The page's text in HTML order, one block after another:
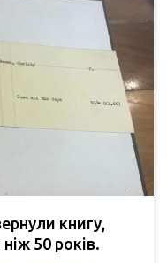
книгу,
50 років.